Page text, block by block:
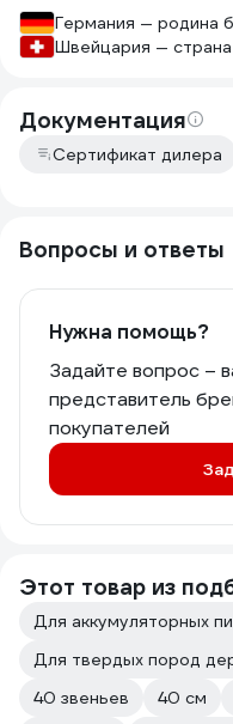
Германия — родина
Швейцария —
Документация
Сертификат дилера
Вопросы и ответы
Нужна помощь?
Задайте вопрос –
представитель
покупателей
Этот товар из
Для аккумуляторных
Для твердых пород
40 звеньев
40 см